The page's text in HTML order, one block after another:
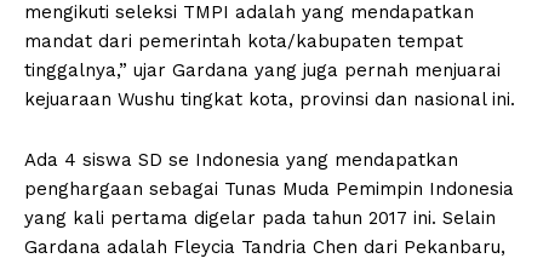
mengikuti seleksi TMPI adalah yang mendapatkan
mandat dari pemerintah kota/kabupaten tempat
tinggalnya,” ujar Gardana yang juga pernah menjuarai
kejuaraan Wushu tingkat kota, provinsi dan nasional ini.
Ada 4 siswa SD se Indonesia yang mendapatkan
penghargaan sebagai Tunas Muda Pemimpin Indonesia
yang kali pertama digelar pada tahun 2017 ini. Selain
Gardana adalah Fleycia Tandria Chen dari Pekanbaru,